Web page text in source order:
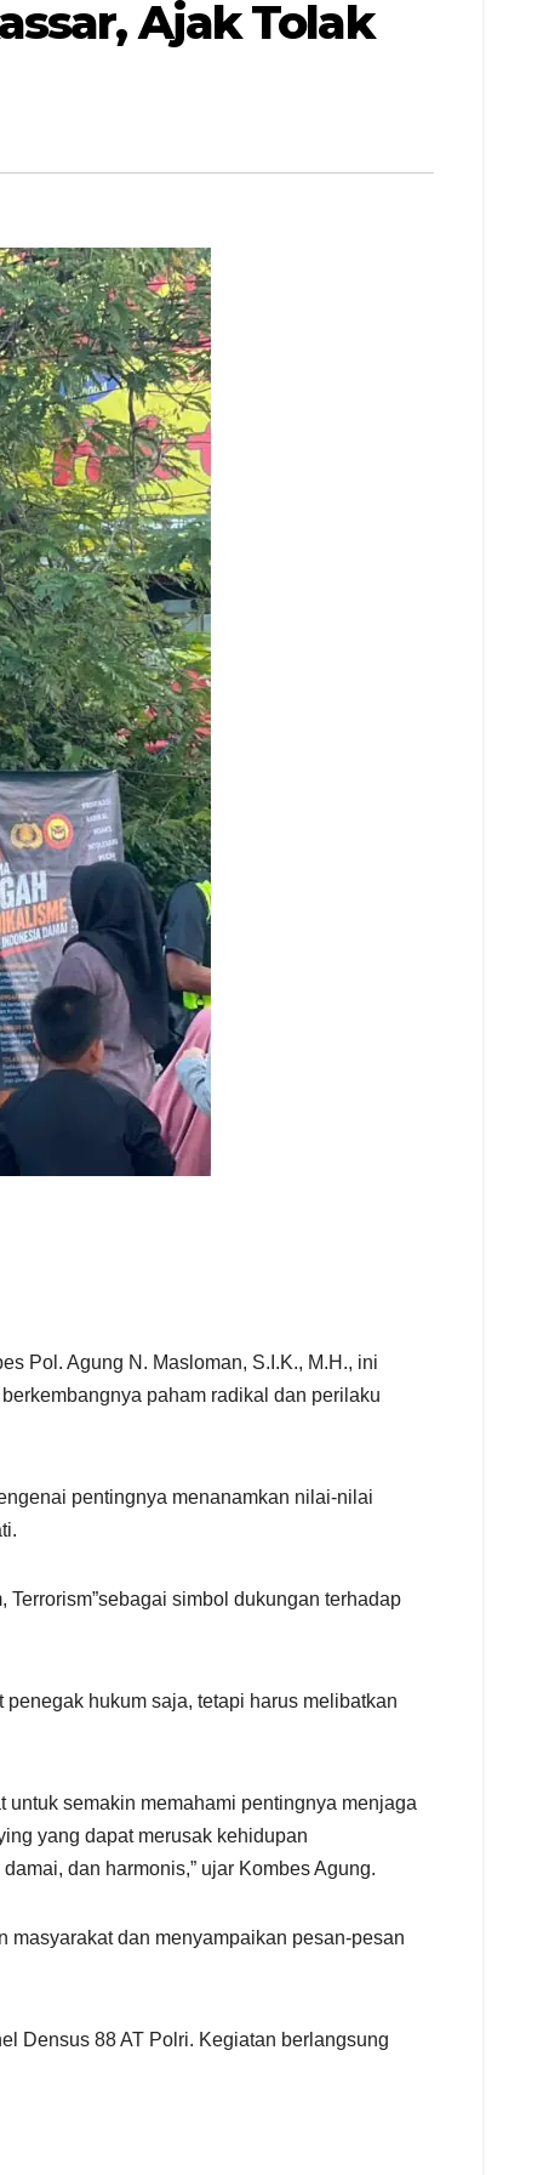
Ajak Tolak
Pol. Agung N. Masloman, S.I.K., M.H., ini
paham radikal dan perilaku
pentingnya menanamkan nilai-nilai
simbol dukungan terhadap
hukum saja, tetapi harus melibatkan
semakin memahami pentingnya menjaga
yang dapat merusak kehidupan
dan harmonis,” ujar Kombes Agung.
masyarakat dan menyampaikan pesan-pesan
Densus 88 AT Polri. Kegiatan berlangsung